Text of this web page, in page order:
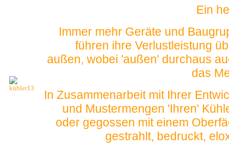
Ein
Immer mehr Geräte und
führen ihre Verlustleistung
außen, wobei 'außen' durchaus
das
In Zusammenarbeit mit Ihrer
und Mustermengen 'Ihren'
oder gegossen mit einem
gestrahlt, bedruckt,